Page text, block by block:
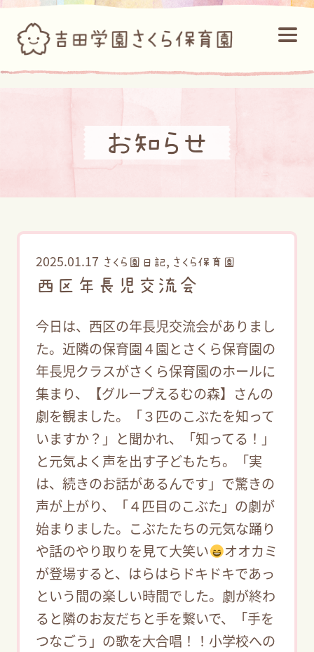
お知らせ
2025.01.17 さくら園日記, さくら保育園
西区年長児交流会
今日は、西区の年長児交流会がありまし
た。近隣の保育園４園とさくら保育園の
年長児クラスがさくら保育園のホールに
集まり、【グループえるむの森】さんの
劇を観ました。「３匹のこぶたを知って
いますか？」と聞かれ、「知ってる！」
と元気よく声を出す子どもたち。「実
は、続きのお話があるんです」で驚きの
声が上がり、「４匹目のこぶた」の劇が
始まりました。こぶたたちの元気な踊り
や話のやり取りを見て大笑い
オオカミ
が登場すると、はらはらドキドキであっ
という間の楽しい時間でした。劇が終わ
ると隣のお友だちと手を繋いで、「手を
つなごう」の歌を大合唱！！小学校への